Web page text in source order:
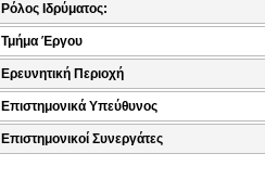
Ρόλος Ιδρύματος:
Τμήμα Έργου
Ερευνητική Περιοχή
Επιστημονικά Υπεύθυνος
Επιστημονικοί Συνεργάτες